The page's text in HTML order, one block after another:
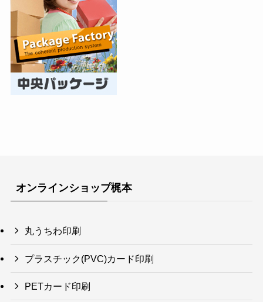
オンラインショップ梶本
丸うちわ印刷
プラスチック(PVC)カード印刷
PETカード印刷